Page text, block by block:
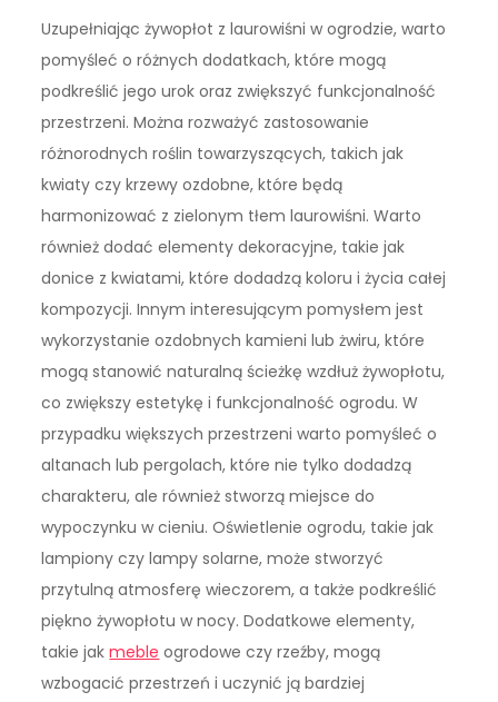
Uzupełniając żywopłot z laurowiśni w ogrodzie, warto
pomyśleć o różnych dodatkach, które mogą
podkreślić jego urok oraz zwiększyć funkcjonalność
przestrzeni. Można rozważyć zastosowanie
różnorodnych roślin towarzyszących, takich jak
kwiaty czy krzewy ozdobne, które będą
harmonizować z zielonym tłem laurowiśni. Warto
również dodać elementy dekoracyjne, takie jak
donice z kwiatami, które dodadzą koloru i życia całej
kompozycji. Innym interesującym pomysłem jest
wykorzystanie ozdobnych kamieni lub żwiru, które
mogą stanowić naturalną ścieżkę wzdłuż żywopłotu,
co zwiększy estetykę i funkcjonalność ogrodu. W
przypadku większych przestrzeni warto pomyśleć o
altanach lub pergolach, które nie tylko dodadzą
charakteru, ale również stworzą miejsce do
wypoczynku w cieniu. Oświetlenie ogrodu, takie jak
lampiony czy lampy solarne, może stworzyć
przytulną atmosferę wieczorem, a także podkreślić
piękno żywopłotu w nocy. Dodatkowe elementy,
takie jakmeble ogrodowe czy rzeźby, mogą
wzbogacić przestrzeń i uczynić ją bardziej